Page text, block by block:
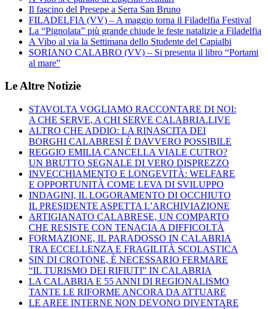
Il fascino del Presepe a Serra San Bruno
FILADELFIA (VV) – A maggio torna il Filadelfia Festival
La “Pignolata” più grande chiude le feste natalizie a Filadelfia
A Vibo al via la Settimana dello Studente del Capialbi
SORIANO CALABRO (VV) – Si presenta il libro “Portami
al mare”
Le Altre Notizie
STAVOLTA VOGLIAMO RACCONTARE DI NOI:
A CHE SERVE, A CHI SERVE CALABRIA.LIVE
ALTRO CHE ADDIO: LA RINASCITA DEI
BORGHI CALABRESI È DAVVERO POSSIBILE
REGGIO EMILIA CANCELLA VIALE CUTRO?
UN BRUTTO SEGNALE DI VERO DISPREZZO
INVECCHIAMENTO E LONGEVITÀ: WELFARE
E OPPORTUNITÀ COME LEVA DI SVILUPPO
INDAGINI, IL LOGORAMENTO DI OCCHIUTO
IL PRESIDENTE ASPETTA L’ARCHIVIAZIONE
ARTIGIANATO CALABRESE, UN COMPARTO
CHE RESISTE CON TENACIA A DIFFICOLTÀ
FORMAZIONE, IL PARADOSSO IN CALABRIA
TRA ECCELLENZA E FRAGILITÀ SCOLASTICA
SIN DI CROTONE, È NECESSARIO FERMARE
“IL TURISMO DEI RIFIUTI” IN CALABRIA
LA CALABRIA E 55 ANNI DI REGIONALISMO
TANTE LE RIFORME ANCORA DA ATTUARE
LE AREE INTERNE NON DEVONO DIVENTARE